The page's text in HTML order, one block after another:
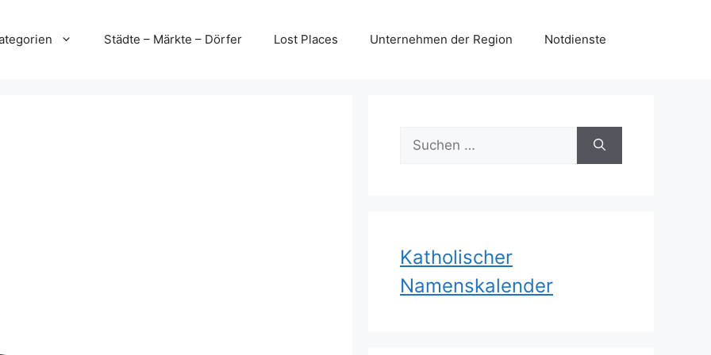
Städte – Märkte – Dörfer Lost Places Unternehmen der Region Notdienste
Suchen
nach:
Katholischer
Namenskalender